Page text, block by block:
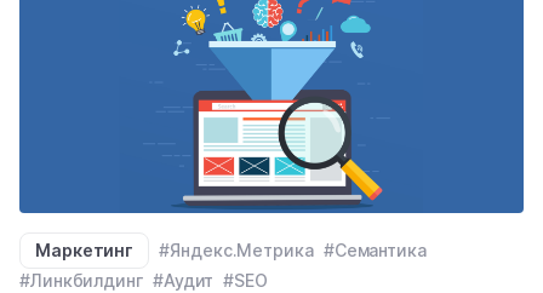
Маркетинг #Яндекс.Метрика #Семантика
#Линкбилдинг #Аудит #SEO